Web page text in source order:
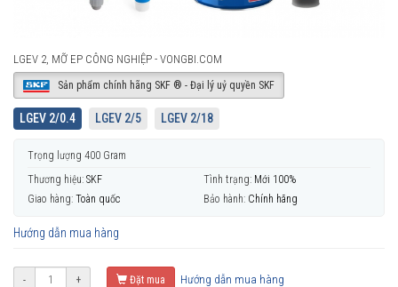
LGEV 2, MỠ EP CÔNG NGHIỆP - VONGBI.COM
Sản phẩm chính hãng SKF ® - Đại lý uỷ quyền SKF
LGEV 2/0.4 LGEV 2/5 LGEV 2/18
Trọng lượng 400 Gram
Thương hiệu: SKF Tình trạng: Mới 100%
Giao hàng: Toàn quốc Bảo hành: Chính hãng
Hướng dẫn mua hàng
- + Đặt mua Hướng dẫn mua hàng